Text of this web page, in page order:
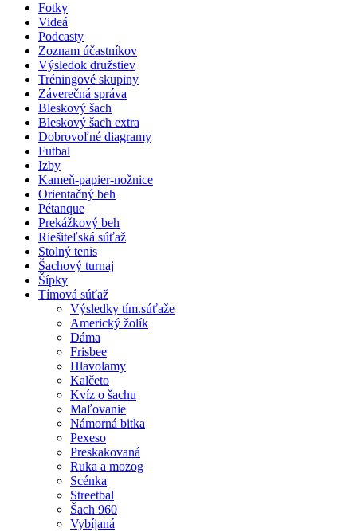
Fotky
Videá
Podcasty
Zoznam účastníkov
Výsledok družstiev
Tréningové skupiny
Záverečná správa
Bleskový šach
Bleskový šach extra
Dobrovoľné diagramy
Futbal
Izby
Kameň-papier-nožnice
Orientačný beh
Pétanque
Prekážkový beh
Riešiteľská súťaž
Stolný tenis
Šachový turnaj
Šípky
Tímová súťaž
Výsledky tím.súťaže
Americký žolík
Dáma
Frisbee
Hlavolamy
Kalčeto
Kvíz o šachu
Maľovanie
Námorná bitka
Pexeso
Preskakovaná
Ruka a mozog
Scénka
Streetbal
Šach 960
Vybíjaná